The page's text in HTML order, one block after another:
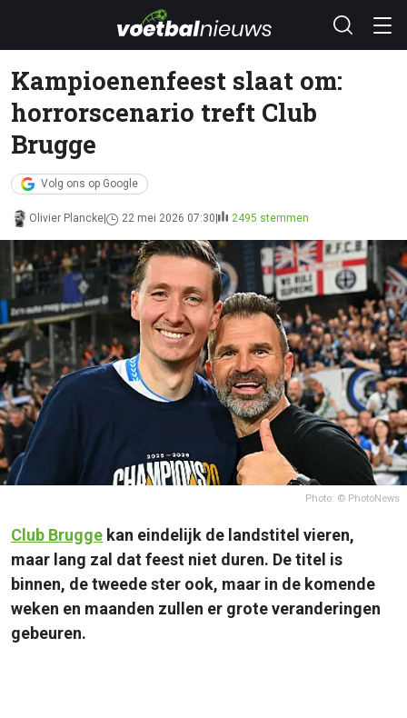
Kampioenenfeest slaat om:
horrorscenario treft Club
Brugge
Volg ons op Google
Olivier Plancke 22 mei 2026 07:30 2495 stemmen
Photo: © PhotoNews
Club Brugge kan eindelijk de landstitel vieren,
maar lang zal dat feest niet duren. De titel is
binnen, de tweede ster ook, maar in de komende
weken en maanden zullen er grote veranderingen
gebeuren.